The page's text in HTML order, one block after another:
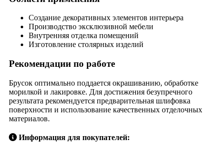
Создание декоративных элементов интерьера
Производство эксклюзивной мебели
Внутренняя отделка помещений
Изготовление столярных изделий
Рекомендации по работе
Брусок оптимально поддается окрашиванию, обработке
морилкой и лакировке. Для достижения безупречного
результата рекомендуется предварительная шлифовка
поверхности и использование качественных отделочных
материалов.
Информация для покупателей: